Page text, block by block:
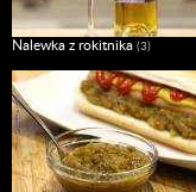
Nalewka z rokitnika (3)